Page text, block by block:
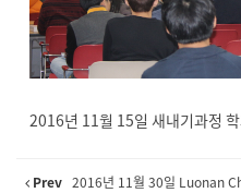
2016년 11월 15일 새내기과정
Prev 2016년 11월 30일 Luonan